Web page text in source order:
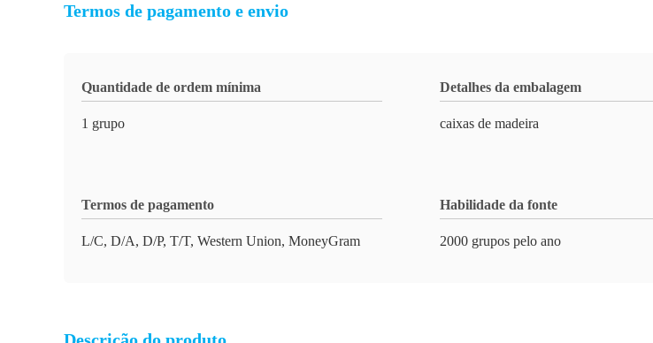
Termos de pagamento e envio
Quantidade de ordem mínima
1 grupo
Detalhes da embalagem
caixas de madeira
Termos de pagamento
L/C, D/A, D/P, T/T, Western Union, MoneyGram
Habilidade da fonte
2000 grupos pelo ano